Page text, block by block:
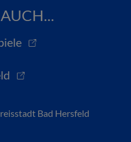
Bad Hersfeld